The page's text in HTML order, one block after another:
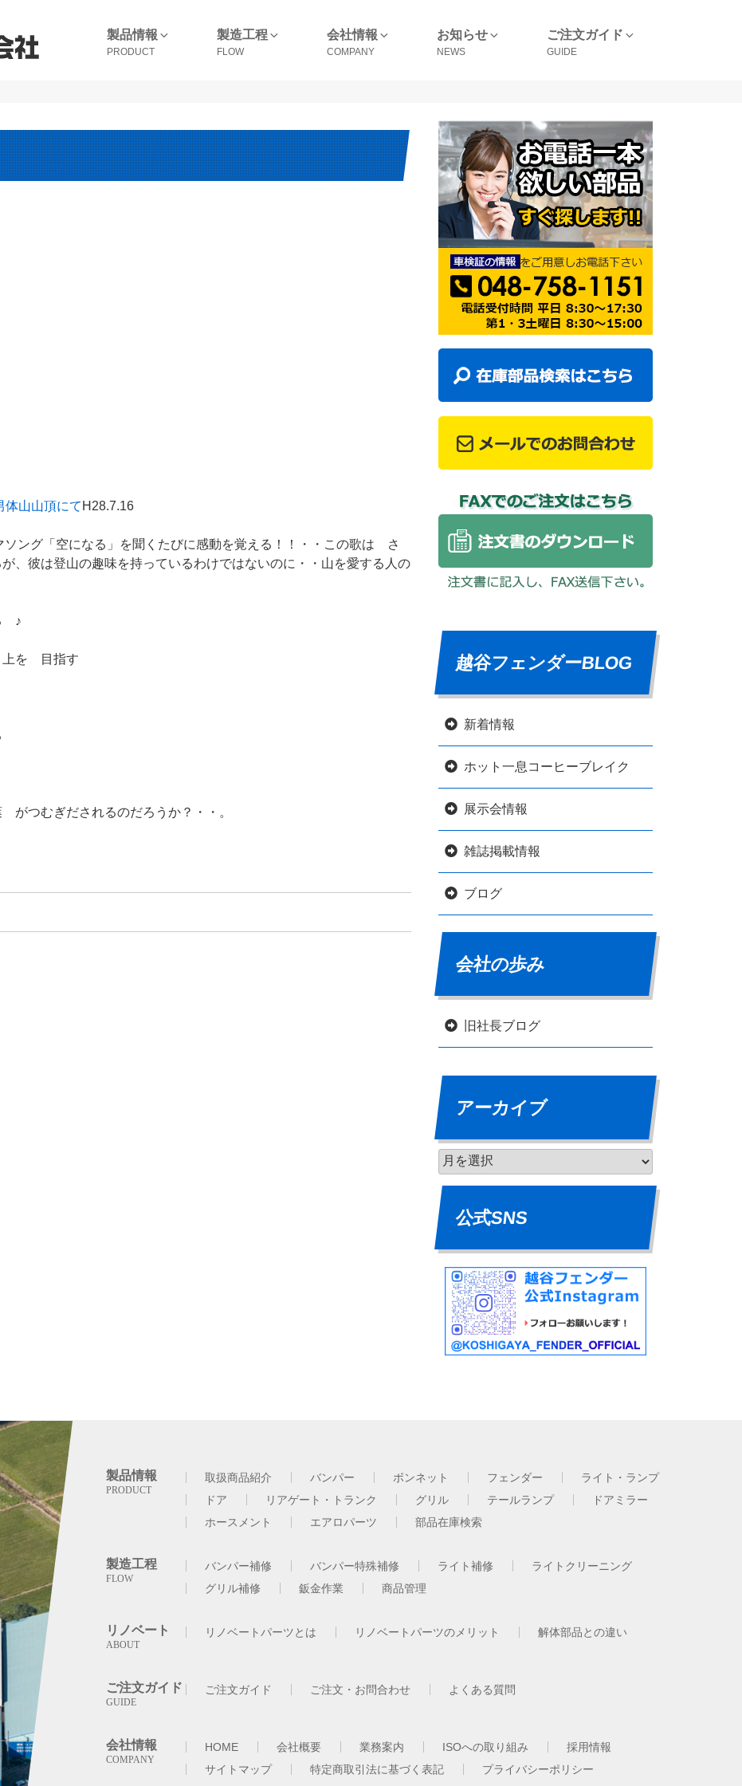
製品情報 製造工程 会社情報 お知らせ ご注文ガイド
体山山頂にて H28.7.16
ング「空になる」を聞くたびに感動を覚える！！・・この歌は さ
、彼は登山の趣味を持っているわけではないのに・・山を愛する人の
♪
を 目指す
つむぎだされるのだろうか？・・。
越谷フェンダーBLOG
新着情報
ホット一息コーヒーブレイク
展示会情報
雑誌掲載情報
ブログ
会社の歩み
旧社長ブログ
アーカイブ
公式SNS
製品情報 取扱商品紹介 バンパー ボンネット フェンダー
ライト・ランプ
ドア
リアゲート・トランク グリル テールランプ
ドアミラー
ホースメント
エアロパーツ 部品在庫検索
製造工程 バンパー補修 バンパー特殊補修 ライト補修
ライトクリーニング
グリル補修
鈑金作業 商品管理
リノベート リノベートパーツとは リノベートパーツのメリット 解体部品との違い
ご注文ガイド ご注文ガイド ご注文・お問合わせ よくある質問
会社情報 HOME 会社概要 業務案内 ISOへの取り組み
採用情報
サイトマップ
特定商取引法に基づく表記 プライバシーポリシー